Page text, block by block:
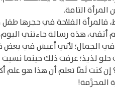
المرأة التامة.
فالمرأة الفلاحة في حجرها
أنفي، هذه رسالة جاءتني
الجمال؛ لأني أعيش في بعض
لذيذ؛ عرفت ذلك حينما
كنت لَمَّا تعلم أن هذا هو علم
المحرَّمة!